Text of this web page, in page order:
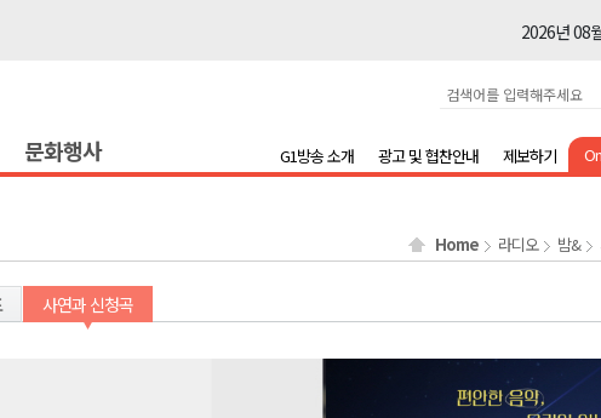
2026년 08
2026년 08
2026년 08
2026년 08
2026년 08
문화행사 G1방송 소개 광고 및 협찬안내 제보하기
Home 라디오 밤&
사연과 신청곡